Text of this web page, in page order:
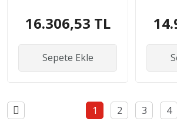
16.306,53 TL
Sepete Ekle
1 2 3 4